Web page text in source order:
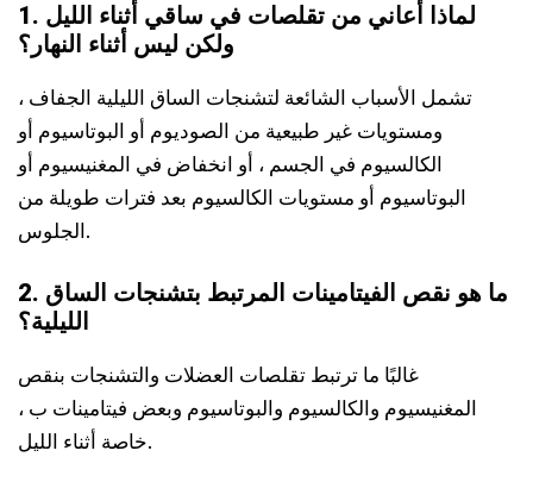
1. لماذا أعاني من تقلصات في ساقي أثناء الليل
ولكن ليس أثناء النهار؟
تشمل الأسباب الشائعة لتشنجات الساق الليلية الجفاف ،
ومستويات غير طبيعية من الصوديوم أو البوتاسيوم أو
الكالسيوم في الجسم ، أو انخفاض في المغنيسيوم أو
البوتاسيوم أو مستويات الكالسيوم بعد فترات طويلة من
الجلوس.
2. ما هو نقص الفيتامينات المرتبط بتشنجات الساق
الليلية؟
غالبًا ما ترتبط تقلصات العضلات والتشنجات بنقص
المغنيسيوم والكالسيوم والبوتاسيوم وبعض فيتامينات ب ،
خاصة أثناء الليل.